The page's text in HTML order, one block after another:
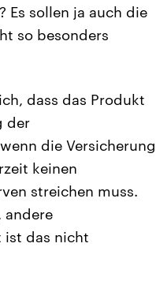
Es sollen ja auch die
so besonders
dass das Produkt
der
die Versicherung
keinen
streichen muss.
andere
ist das nicht